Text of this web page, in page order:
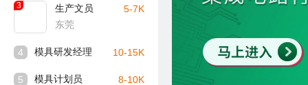
3
生产文员
东莞
5-7K
4 模具研发经理 10-15K
5 模具计划员 8-10K